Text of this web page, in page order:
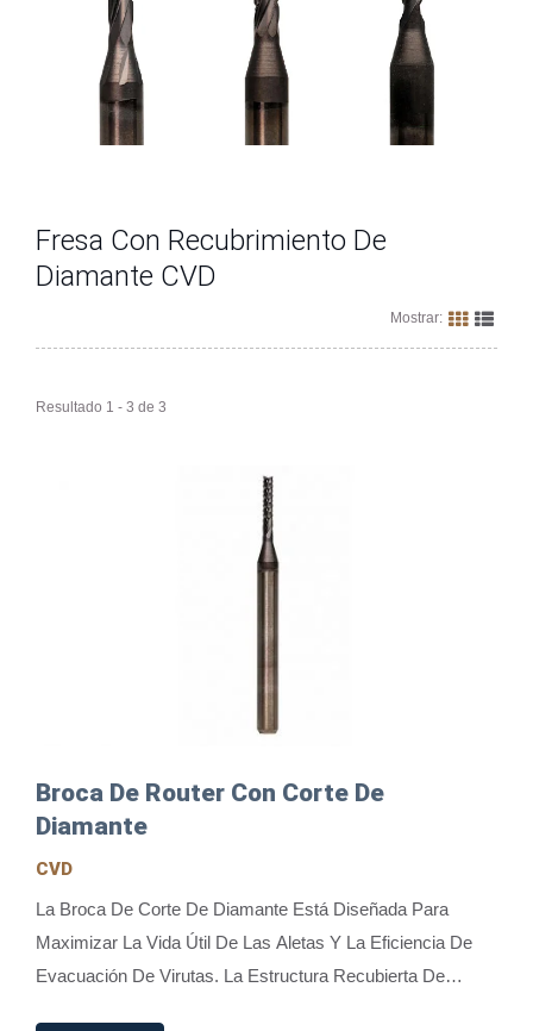
Fresa Con Recubrimiento De
Diamante CVD
Mostrar:
Resultado 1 - 3 de 3
Broca De Router Con Corte De
Diamante
CVD
La Broca De Corte De Diamante Está Diseñada Para
Maximizar La Vida Útil De Las Aletas Y La Eficiencia De
Evacuación De Virutas. La Estructura Recubierta De